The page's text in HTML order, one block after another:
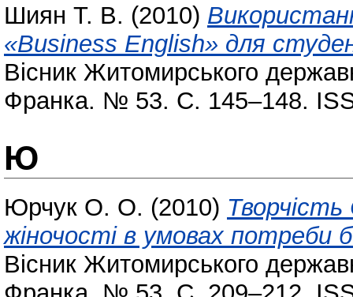
Шиян Т. В. (2010)
«Business English» для
Вісник Житомирського
Франка. № 53. С. 145–148.
Ю
Юрчук О. О. (2010) Творчість
жіночості в умовах потреби
Вісник Житомирського